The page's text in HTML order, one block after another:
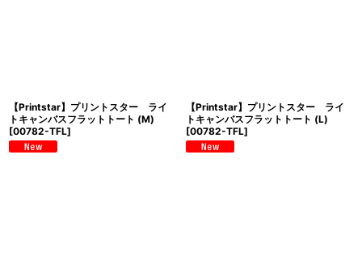
【Printstar】プリントスター ライ
トキャンバスフラットトート (M)
[00782-TFL]
【Printstar】プリントスター ライ
トキャンバスフラットトート (L)
[00782-TFL]